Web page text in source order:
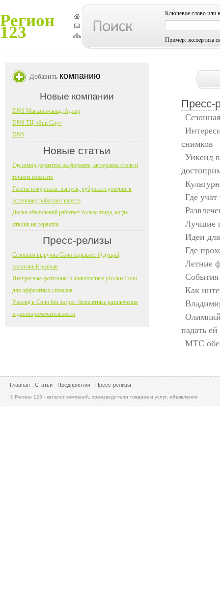
Регион
123
Ключевое слово или
Пример: экспертиза
Пресс-
снимков
Уикенд
Где
Лучшие
Идеи
Где
Летние
События
Как
падать
МТС
Добавить компанию
Новые компании
DNS Магазин-склад Адлер
DNS ТЦ «Sun City»
DNS
Новые статьи
Где юмор держится на формате, авторском стиле и
точном моменте
Газеты и журналы: выпуск, рубрика и доверие к
источнику работают вместе
Доска объявлений работает только тогда, когда
отклик не теряется
Пресс-релизы
Сезонная выручка Сочи скрывает будущий
налоговый разрыв
Интересные фотозоны и живописные уголки Сочи
для эффектных снимков
Уикенд в Сочи без затрат: бесплатные развлечения
и достопримечательности
Главная Статьи Предприятия Пресс-релизы
© Регион 123 - каталог компаний, производители товаров и услуг, объявления